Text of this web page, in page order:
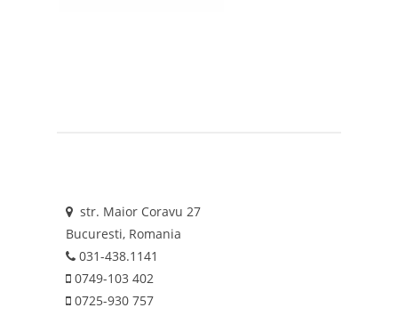
str. Maior Coravu 27
Bucuresti, Romania
031-438.1141
0749-103 402
0725-930 757